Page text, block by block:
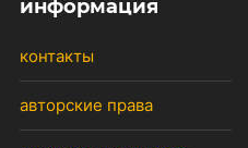
информация
контакты
авторские права